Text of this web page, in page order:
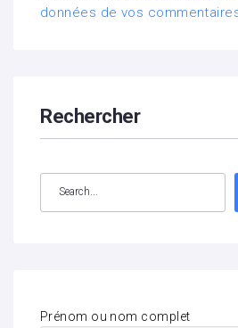
données de vos
Rechercher
Prénom ou nom complet